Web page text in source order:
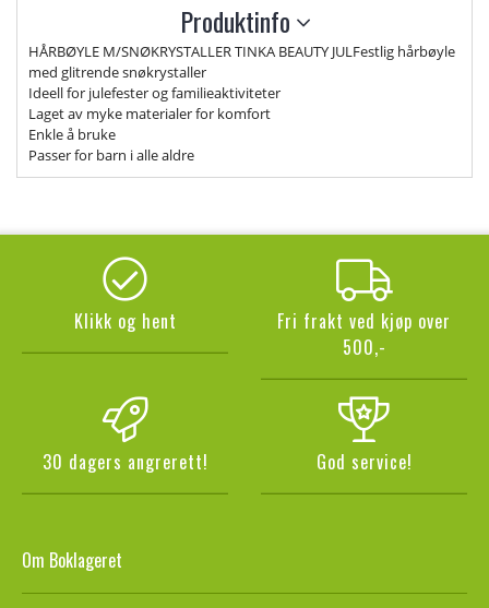
Produktinfo
HÅRBØYLE M/SNØKRYSTALLER TINKA BEAUTY JULFestlig hårbøyle
med glitrende snøkrystaller
Ideell for julefester og familieaktiviteter
Laget av myke materialer for komfort
Enkle å bruke
Passer for barn i alle aldre
Klikk og hent
Fri frakt ved kjøp over
500,-
30 dagers angrerett! God service!
Om Boklageret